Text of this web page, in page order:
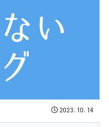
2023.10.14